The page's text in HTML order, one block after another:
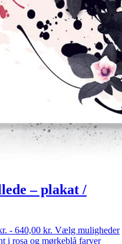
– plakat /
- 640,00 kr. Vælg muligheder